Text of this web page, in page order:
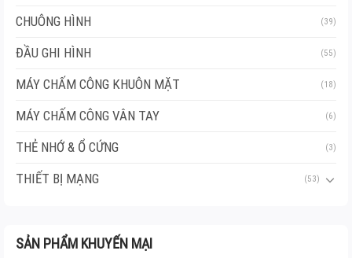
CHUÔNG HÌNH (39)
ĐẦU GHI HÌNH (55)
MÁY CHẤM CÔNG KHUÔN MẶT (18)
MÁY CHẤM CÔNG VÂN TAY (6)
THẺ NHỚ & Ổ CỨNG (3)
THIẾT BỊ MẠNG (53)
SẢN PHẨM KHUYẾN MẠI